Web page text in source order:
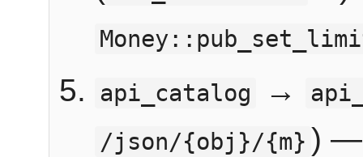
api_catalog
→
/json/{obj}/{m} ) —